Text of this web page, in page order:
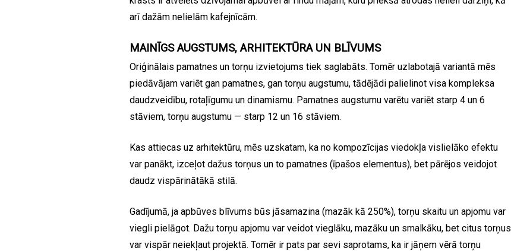
arī dažām nelielām kafejnīcām.
MAINĪGS AUGSTUMS, ARHITEKTŪRA UN BLĪVUMS
Oriģinālais pamatnes un torņu izvietojums tiek saglabāts. Tomēr uzlabotajā variantā mēs
piedāvājam variēt gan pamatnes, gan torņu augstumu, tādējādi palielinot visa kompleksa
daudzveidību, rotaļīgumu un dinamismu. Pamatnes augstumu varētu variēt starp 4 un 6
stāviem, torņu augstumu — starp 12 un 16 stāviem.
Kas attiecas uz arhitektūru, mēs uzskatam, ka no kompozīcijas viedokļa vislielāko efektu
var panākt, izceļot dažus torņus un to pamatnes (īpašos elementus), bet pārējos veidojot
daudz vispārinātākā stilā.
Gadījumā, ja apbūves blīvums būs jāsamazina (mazāk kā 250%), torņu skaitu un apjomu var
viegli pielāgot. Dažu torņu apjomu var veidot vieglāku, mazāku un smalkāku, bet citus torņus
var vispār neiekļaut projektā. Tomēr ir pats par sevi saprotams, ka ir jāņem vērā torņu